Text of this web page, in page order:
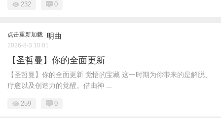
232 0
点击重新加载 明曲
2026-8-3 10:01
【圣哲曼】你的全面更新
【圣哲曼】你的全面更新 觉悟的宝藏 这一时期为你带来的是解脱、
疗愈以及创造力的觉醒。借由神 ...
259 0